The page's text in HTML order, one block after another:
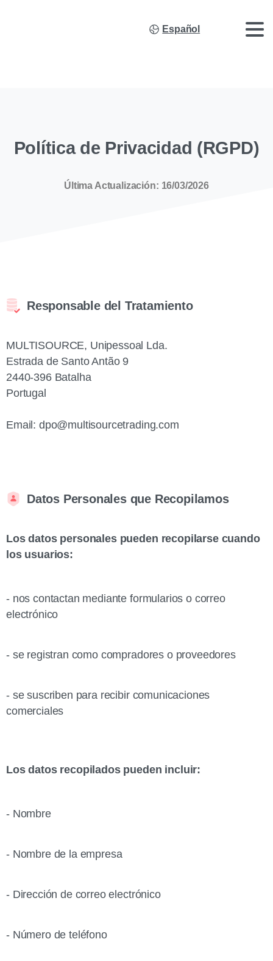
Español
Política de Privacidad (RGPD)
Última Actualización: 16/03/2026
Responsable del Tratamiento
MULTISOURCE, Unipessoal Lda.
Estrada de Santo Antão 9
2440‑396 Batalha
Portugal
Email: dpo@multisourcetrading.com
Datos Personales que Recopilamos
Los datos personales pueden recopilarse cuando
los usuarios:
- nos contactan mediante formularios o correo
electrónico
- se registran como compradores o proveedores
- se suscriben para recibir comunicaciones
comerciales
Los datos recopilados pueden incluir:
- Nombre
- Nombre de la empresa
- Dirección de correo electrónico
- Número de teléfono